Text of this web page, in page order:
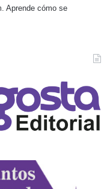
Aprende cómo se